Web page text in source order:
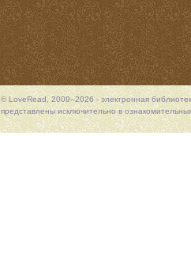
© LoveRead, 2009–2026 - электронная
представлены исключительно в